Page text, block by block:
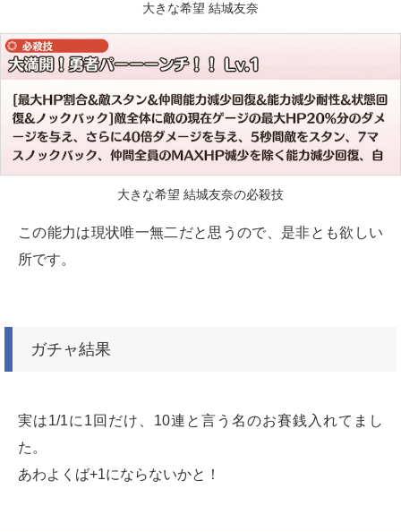
大きな希望 結城友奈
大きな希望 結城友奈の必殺技
この能力は現状唯一無二だと思うので、是非とも欲しい
所です。
ガチャ結果
実は1/1に1回だけ、10連と言う名のお賽銭入れてまし
た。
あわよくば+1にならないかと！